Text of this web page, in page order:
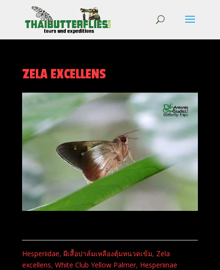
ZELA EXCELLENS
Hesperiidae, ผีเสื้อปาล์มเหลืองตุ้มหนวดเข้ม, Zela
excellens, White Club Yellow Palmer, Hesperiinae